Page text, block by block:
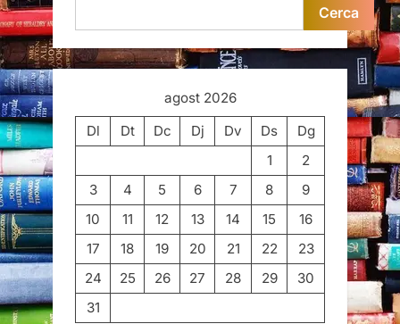
Cerca
agost 2026
Dl
Dt Dc Dj Dv Ds
Dg
1
2
3
4 5 6 7 8
9
10
11 12 13 14 15
16
17
18 19 20 21 22
23
24
25 26 27 28 29
30
31